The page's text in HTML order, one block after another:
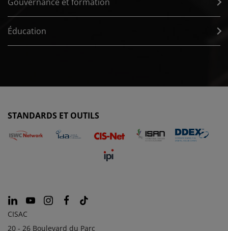
Éducation
STANDARDS ET OUTILS
CISAC
20 - 26 Boulevard du Parc